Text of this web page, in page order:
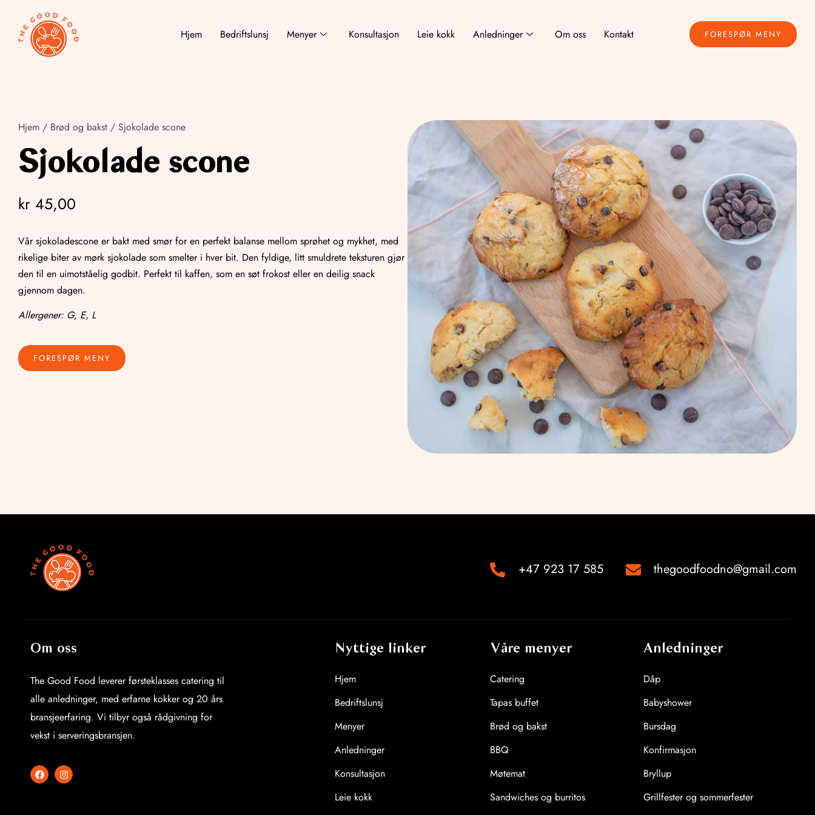
Hjem Bedriftslunsj Menyer Konsultasjon Leie kokk Anledninger Om oss Kontakt FORESPØR MENY
Hjem / Brød og bakst / Sjokolade scone
Sjokolade scone
kr 45,00
Vår sjokoladescone er bakt med smør for en perfekt balanse mellom sprøhet og mykhet, med
rikelige biter av mørk sjokolade som smelter i hver bit. Den fyldige, litt smuldrete teksturen gjør
den til en uimotståelig godbit. Perfekt til kaffen, som en søt frokost eller en deilig snack
gjennom dagen.
Allergener: G, E, L
FORESPØR MENY
+47 923 17 585 thegoodfoodno@gmail.com
Om oss
The Good Food leverer førsteklasses catering til
alle anledninger, med erfarne kokker og 20 års
bransjeerfaring. Vi tilbyr også rådgivning for
vekst i serveringsbransjen.
Nyttige linker
Hjem
Bedriftslunsj
Menyer
Anledninger
Konsultasjon
Leie kokk
Våre menyer
Catering
Tapas buffet
Brød og bakst
BBQ
Møtemat
Sandwiches og burritos
Anledninger
Dåp
Babyshower
Bursdag
Konfirmasjon
Bryllup
Grillfester og sommerfester